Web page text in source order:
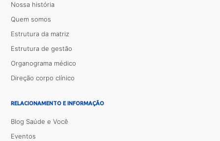
Nossa história
Quem somos
Estrutura da matriz
Estrutura de gestão
Organograma médico
Direção corpo clínico
RELACIONAMENTO E INFORMAÇÃO
Blog Saúde e Você
Eventos